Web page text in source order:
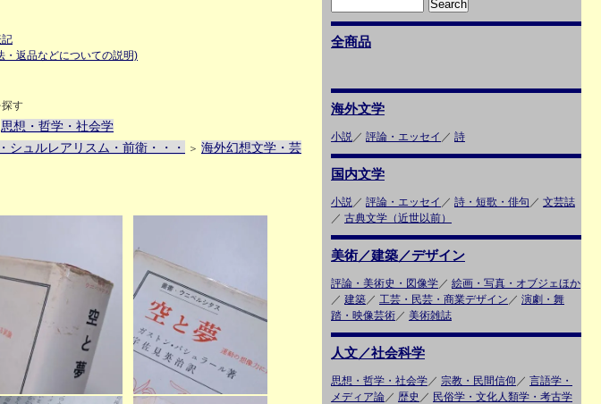
・返品などについての説明)
す
思想・哲学・社会学
シュルレアリスム・前衛・・・ ＞ 海外幻想文学・芸
全商品
海外文学
小説／ 評論・エッセイ ／ 詩
国内文学
小説／ 評論・エッセイ ／ 詩・短歌・俳句 ／ 文芸誌
／ 古典文学（近世以前）
美術／建築／デザイン
評論・美術史・図像学／ 絵画・写真・オブジェほか
／ 建築／ 工芸・民芸・商業デザイン ／ 演劇・舞
踏・映像芸術／ 美術雑誌
人文／社会科学
思想・哲学・社会学／ 宗教・民間信仰 ／ 言語学・
メディア論／ 歴史 ／ 民俗学・文化人類学・考古学